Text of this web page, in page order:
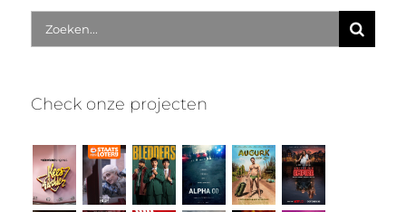
Zoek
naar:
Check onze projecten